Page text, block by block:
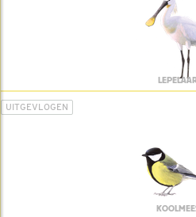
LEPELAAR
UITGEVLOGEN